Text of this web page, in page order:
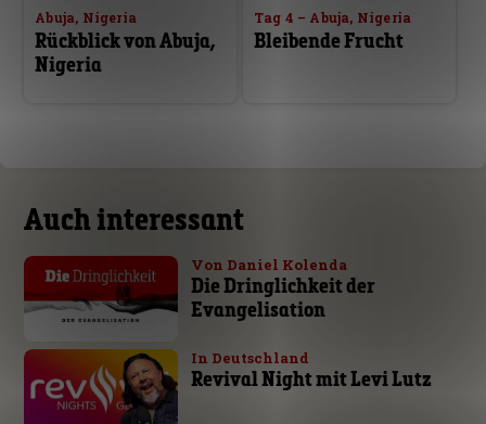
Abuja, Nigeria
Rückblick von Abuja,
Nigeria
Tag 4 – Abuja, Nigeria
Bleibende Frucht
Auch interessant
Von Daniel Kolenda
Die Dringlichkeit der
Evangelisation
In Deutschland
Revival Night mit Levi Lutz